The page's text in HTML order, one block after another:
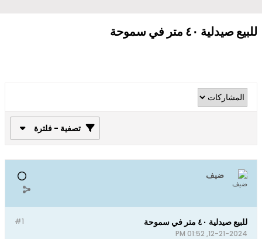
للبيع صيدلية ٤٠ متر في سموحة
تصفية - فلترة
ضيف
#1 للبيع صيدلية ٤٠ متر في سموحة
12-21-2024, 01:52 PM